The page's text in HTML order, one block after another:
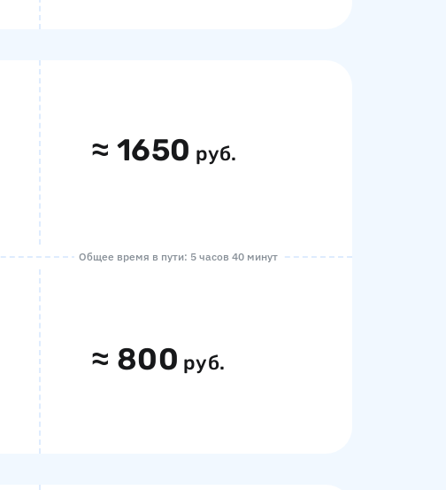
≈1650 руб.
Общее время в пути: 5 часов 40 минут
≈ 800 руб.